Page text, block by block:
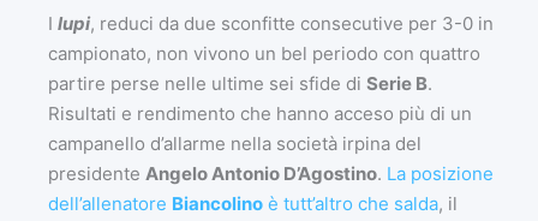
I lupi, reduci da due sconfitte consecutive per 3-0 in
campionato, non vivono un bel periodo con quattro
partire perse nelle ultime sei sfide di Serie B.
Risultati e rendimento che hanno acceso più di un
campanello d’allarme nella società irpina del
presidente Angelo Antonio D’Agostino. La posizione
dell’allenatore Biancolino è tutt’altro che salda, il